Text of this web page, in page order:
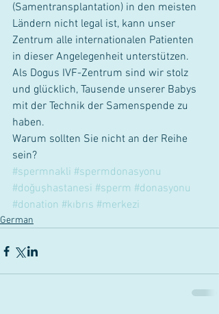
(Samentransplantation) in den meisten
Ländern nicht legal ist, kann unser
Zentrum alle internationalen Patienten
in dieser Angelegenheit unterstützen.
Als Dogus IVF-Zentrum sind wir stolz
und glücklich, Tausende unserer Babys
mit der Technik der Samenspende zu
haben.
Warum sollten Sie nicht an der Reihe
sein?
#spermnakli #spermdonasyonu
#doğuşhastanesi #sperm #donasyonu
#donation #kıbrıs #merkezi
German